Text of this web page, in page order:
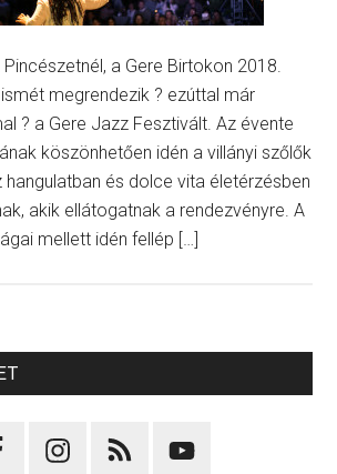
Pincészetnél, a Gere Birtokon 2018.
megrendezik ? ezúttal már
? a Gere Jazz Fesztivált. Az évente
köszönhetően idén a villányi szőlők
és dolce vita életérzésben
akik ellátogatnak a rendezvényre. A
mellett idén fellép […]